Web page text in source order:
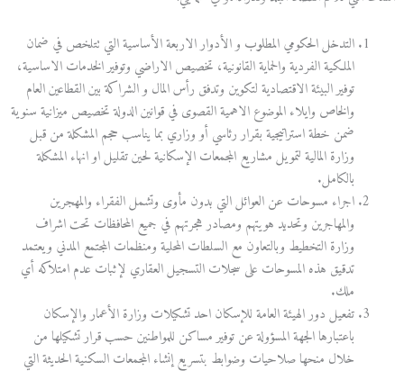
التدخل الحكومي المطلوب و الأدوار الاربعة الأساسية التي تتلخص في ضمان
الملكية الفردية والحماية القانونية، تخصيص الاراضي وتوفير الخدمات الاساسية،
توفير البيئة الاقتصادية لتكوين وتدفق رأس المال و الشراكة بين القطاعين العام
والخاص وايلاء الموضوع الاهمية القصوى في قوانين الدولة تخصيص ميزانية سنوية
ضمن خطة استراتيجية بقرار رئاسي أو وزاري بما يناسب حجم المشكلة من قبل
وزارة المالية لتمويل مشاريع المجمعات الإسكانية لحين تقليل او انهاء المشكلة
بالكامل.
اجراء مسوحات عن العوائل التي بدون مأوى وتشمل الفقراء والمهجرين
والمهاجرين وتحديد هويتهم ومصادر هجرتهم في جميع المحافظات تحت اشراف
وزارة التخطيط وبالتعاون مع السلطات المحلية ومنظمات المجتمع المدني ويعتمد
تدقيق هذه المسوحات على سجلات التسجيل العقاري لإثبات عدم امتلاكه أي
ملك.
تفعيل دور الهيئة العامة للإسكان احد تشكيلات وزارة الأعمار والإسكان
باعتبارها الجهة المسؤولة عن توفير مساكن للمواطنين حسب قرار تشكيلها من
خلال منحها صلاحيات وضوابط بتسريع إنشاء المجمعات السكنية الحديثة التي